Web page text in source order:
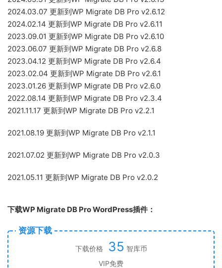
2024.03.07 更新到WP Migrate DB Pro v2.6.12
2024.02.14 更新到WP Migrate DB Pro v2.6.11
2023.09.01 更新到WP Migrate DB Pro v2.6.10
2023.06.07 更新到WP Migrate DB Pro v2.6.8
2023.04.12 更新到WP Migrate DB Pro v2.6.4
2023.02.04 更新到WP Migrate DB Pro v2.6.1
2023.01.26 更新到WP Migrate DB Pro v2.6.0
2022.08.14 更新到WP Migrate DB Pro v2.3.4
2021.11.17 更新到WP Migrate DB Pro v2.2.1
2021.08.19 更新到WP Migrate DB Pro v2.1.1
2021.07.02 更新到WP Migrate DB Pro v2.0.3
2021.05.11 更新到WP Migrate DB Pro v2.0.2
下载WP Migrate DB Pro WordPress插件：
资源下载
下载价格 35 智库币
VIP免费